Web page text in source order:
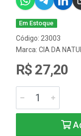
Em Estoque
Código: 23003
Marca: CIA DA
R$ 27,20